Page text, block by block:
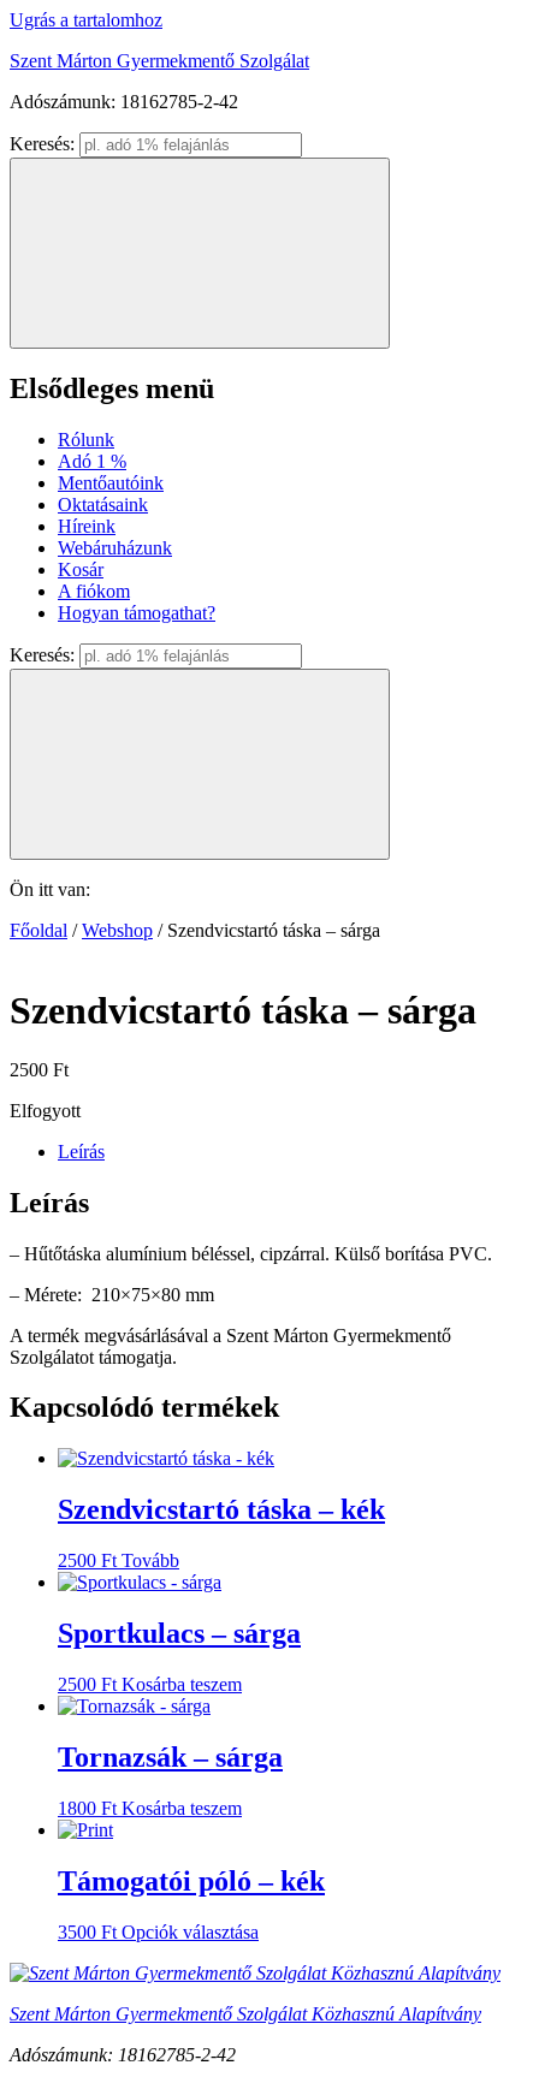
Ugrás a tartalomhoz
Szent Márton Gyermekmentő Szolgálat
Adószámunk: 18162785-2-42
Keresés:
Elsődleges menü
Rólunk
Adó 1 %
Mentőautóink
Oktatásaink
Híreink
Webáruházunk
Kosár
A fiókom
Hogyan támogathat?
Keresés:
Ön itt van:
Főoldal /Webshop / Szendvicstartó táska – sárga
Szendvicstartó táska – sárga
2500 Ft
Elfogyott
Leírás
Leírás
– Hűtőtáska alumínium béléssel, cipzárral. Külső borítása PVC.
– Mérete: 210×75×80 mm
A termék megvásárlásával a Szent Márton Gyermekmentő
Szolgálatot támogatja.
Kapcsolódó termékek
Szendvicstartó táska – kék
2500 Ft Tovább
Sportkulacs – sárga
2500 Ft Kosárba teszem
Tornazsák – sárga
1800 Ft Kosárba teszem
Támogatói póló – kék
3500 Ft Opciók választása
terméknek
variációja
Szent Márton Gyermekmentő Szolgálat Közhasznú Alapítvány
Adószámunk: 18162785-2-42